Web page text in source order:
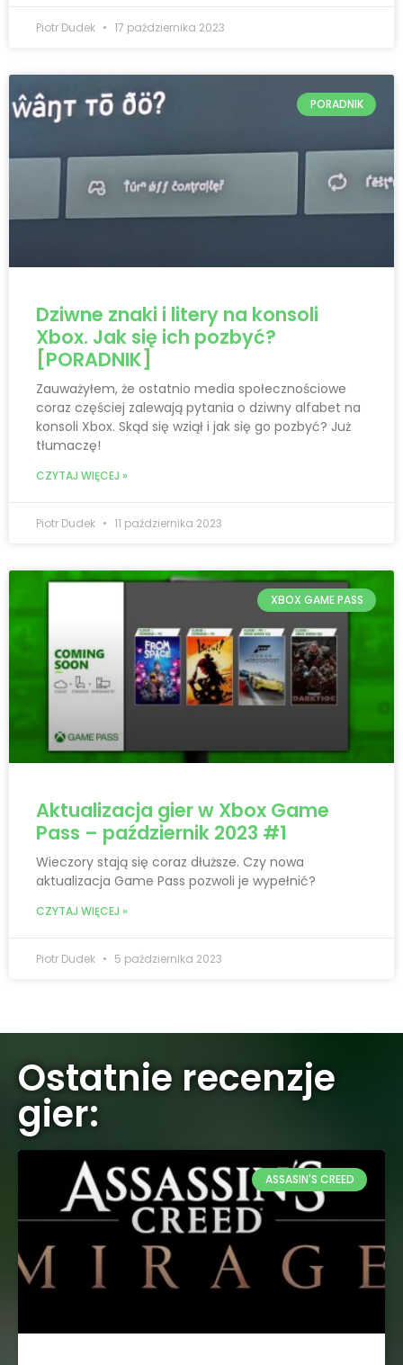
Piotr Dudek 17 października 2023
PORADNIK
Dziwne znaki i litery na konsoli
Xbox. Jak się ich pozbyć?
[PORADNIK]
Zauważyłem, że ostatnio media społecznościowe
coraz częściej zalewają pytania o dziwny alfabet na
konsoli Xbox. Skąd się wziął i jak się go pozbyć? Już
tłumaczę!
CZYTAJ WIĘCEJ »
Piotr Dudek 11 października 2023
XBOX GAME PASS
Aktualizacja gier w Xbox Game
Pass – październik 2023 #1
Wieczory stają się coraz dłuższe. Czy nowa
aktualizacja Game Pass pozwoli je wypełnić?
CZYTAJ WIĘCEJ »
Piotr Dudek 5 października 2023
Ostatnie recenzje
gier:
ASSASIN'S CREED